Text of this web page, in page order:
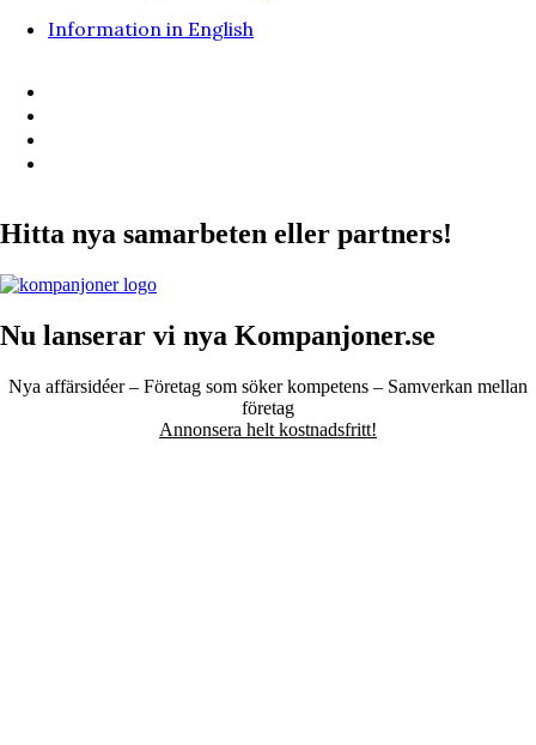
Information in English
Hitta nya samarbeten eller partners!
Nu lanserar vi nya Kompanjoner.se
Nya affärsidéer – Företag som söker kompetens – Samverkan mellan
företag
Annonsera helt kostnadsfritt!